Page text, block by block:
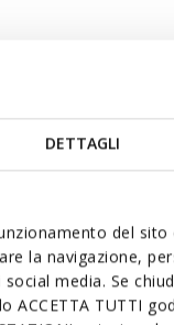
DETTAGLI
del
la navigazione,
media. Se
TUTTI